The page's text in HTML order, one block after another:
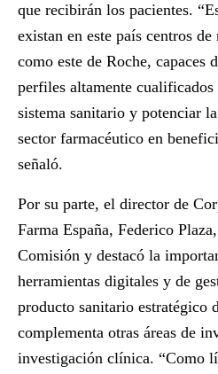
que recibirán los pacientes.
existan en este país centros
como este de Roche, capaces
perfiles altamente
sistema sanitario y potenciar
sector farmacéutico en
señaló.
Por su parte, el director de
Farma España, Federico Plaza
Comisión y destacó la
herramientas digitales y de
producto sanitario estratégico
complementa otras áreas de
investigación clínica. “Como